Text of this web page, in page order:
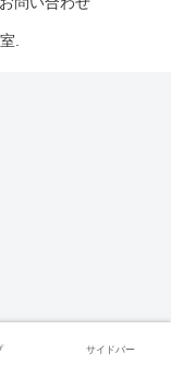
.
サイドバー